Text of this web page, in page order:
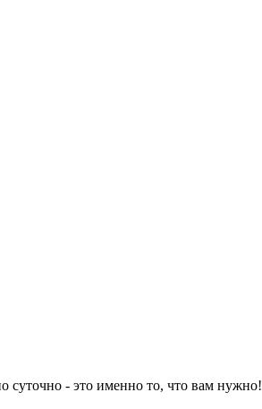
суточно - это именно то, что вам нужно!